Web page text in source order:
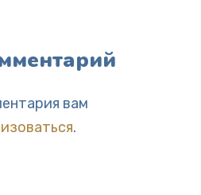
вам
.